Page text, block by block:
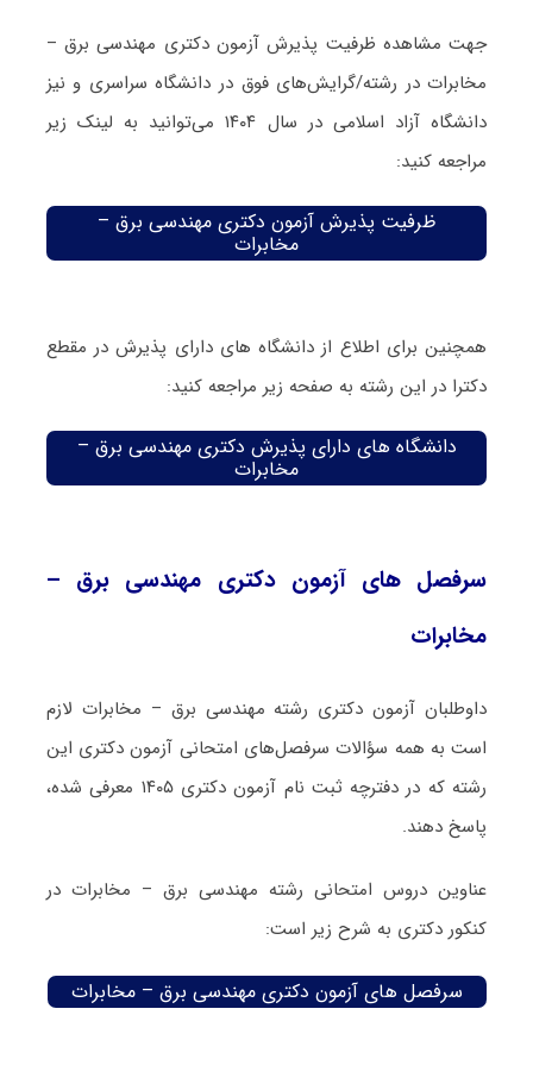
جهت مشاهده ظرفیت پذیرش آزمون دکتری مهندسی برق –
مخابرات در رشته/گرایش‌های فوق در دانشگاه سراسری و نیز
دانشگاه آزاد اسلامی در سال ۱۴۰۴ می‌توانید به لینک زیر
مراجعه کنید:
ظرفیت پذیرش آزمون دکتری مهندسی برق –
مخابرات
همچنین برای اطلاع از دانشگاه های دارای پذیرش در مقطع
دکترا در این رشته به صفحه زیر مراجعه کنید:
دانشگاه های دارای پذیرش دکتری مهندسی برق –
مخابرات
سرفصل های آزمون دکتری مهندسی برق –
مخابرات
داوطلبان آزمون دکتری رشته مهندسی برق – مخابرات لازم
است به همه سؤالات سرفصل‌های امتحانی آزمون دکتری این
رشته که در دفترچه‌ ثبت نام آزمون دکتری ۱۴۰۵ معرفی شده،
پاسخ دهند.
عناوین دروس امتحانی رشته مهندسی برق – مخابرات در
کنکور دکتری به شرح زیر است:
سرفصل های آزمون دکتری مهندسی برق – مخابرات